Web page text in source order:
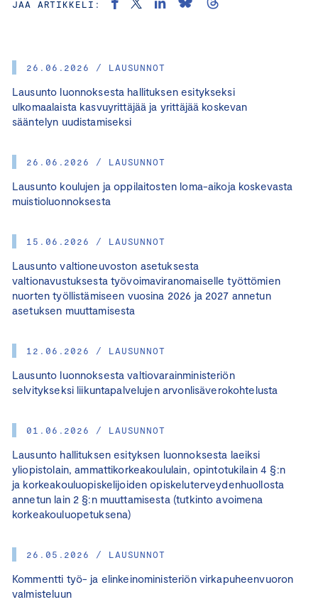
26.06.2026 / LAUSUNNOT
Lausunto luonnoksesta hallituksen esitykseksi
ulkomaalaista kasvuyrittäjää ja yrittäjää koskevan
sääntelyn uudistamiseksi
26.06.2026 / LAUSUNNOT
Lausunto koulujen ja oppilaitosten loma-aikoja koskevasta
muistioluonnoksesta
15.06.2026 / LAUSUNNOT
Lausunto valtioneuvoston asetuksesta
valtionavustuksesta työvoimaviranomaiselle työttömien
nuorten työllistämiseen vuosina 2026 ja 2027 annetun
asetuksen muuttamisesta
12.06.2026 / LAUSUNNOT
Lausunto luonnoksesta valtiovarainministeriön
selvitykseksi liikuntapalvelujen arvonlisäverokohtelusta
01.06.2026 / LAUSUNNOT
Lausunto hallituksen esityksen luonnoksesta laeiksi
yliopistolain, ammattikorkeakoululain, opintotukilain 4 §:n
ja korkeakouluopiskelijoiden opiskeluterveydenhuollosta
annetun lain 2 §:n muuttamisesta (tutkinto avoimena
korkeakouluopetuksena)
26.05.2026 / LAUSUNNOT
Kommentti työ- ja elinkeinoministeriön virkapuheenvuoron
valmisteluun
JAA ARTIKKELI: